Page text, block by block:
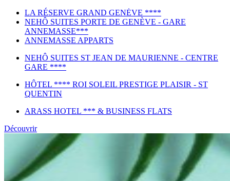
LA RÉSERVE GRAND GENĖVE ****
NEHÔ SUITES PORTE DE GENÈVE - GARE
ANNEMASSE***
ANNEMASSE APPARTS
NEHÔ SUITES ST JEAN DE MAURIENNE - CENTRE
GARE ****
HÔTEL **** ROI SOLEIL PRESTIGE PLAISIR - ST
QUENTIN
ARASS HOTEL *** & BUSINESS FLATS
Découvrir